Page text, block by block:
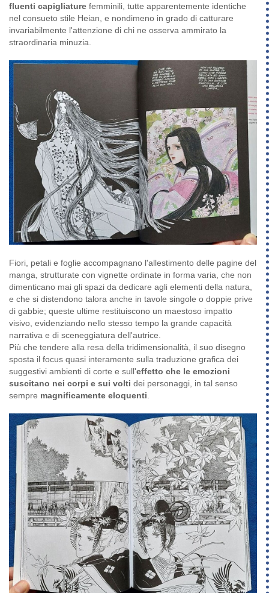
fluenti capigliature femminili, tutte apparentemente identiche
nel consueto stile Heian, e nondimeno in grado di catturare
invariabilmente l'attenzione di chi ne osserva ammirato la
straordinaria minuzia.
Fiori, petali e foglie accompagnano l'allestimento delle pagine del
manga, strutturate con vignette ordinate in forma varia, che non
dimenticano mai gli spazi da dedicare agli elementi della natura,
e che si distendono talora anche in tavole singole o doppie prive
di gabbie; queste ultime restituiscono un maestoso impatto
visivo, evidenziando nello stesso tempo la grande capacità
narrativa e di sceneggiatura dell'autrice.
Più che tendere alla resa della tridimensionalità, il suo disegno
sposta il focus quasi interamente sulla traduzione grafica dei
suggestivi ambienti di corte e sull'effetto che le emozioni
suscitano nei corpi e sui volti dei personaggi, in tal senso
sempre magnificamente eloquenti